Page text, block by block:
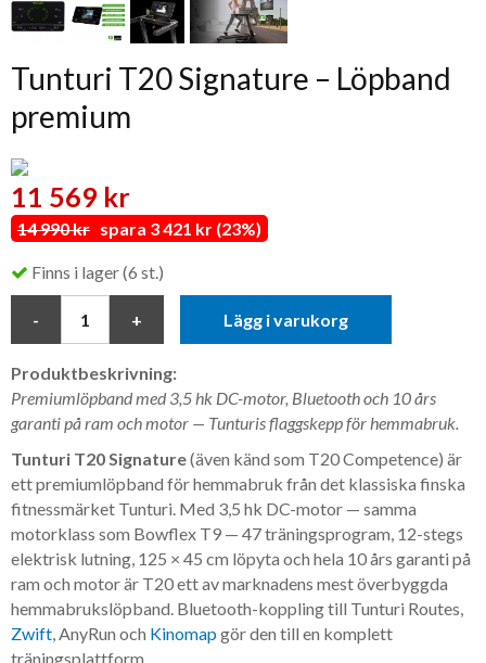
Tunturi T20 Signature – Löpband
premium
11 569 kr
14 990 kr spara 3 421 kr (23%)
Finns i lager (6 st.)
Lägg i varukorg
Produktbeskrivning:
Premiumlöpband med 3,5 hk DC-motor, Bluetooth och 10 års
garanti på ram och motor — Tunturis flaggskepp för hemmabruk.
Tunturi T20 Signature(även känd som T20 Competence) är
ett premiumlöpband för hemmabruk från det klassiska finska
fitnessmärket Tunturi. Med 3,5 hk DC-motor — samma
motorklass som Bowflex T9 — 47 träningsprogram, 12-stegs
elektrisk lutning, 125 × 45 cm löpyta och hela 10 års garanti på
ram och motor är T20 ett av marknadens mest överbyggda
hemmabrukslöpband. Bluetooth-koppling till Tunturi Routes,
Zwift, AnyRun och Kinomapgör den till en komplett
träningsplattform.